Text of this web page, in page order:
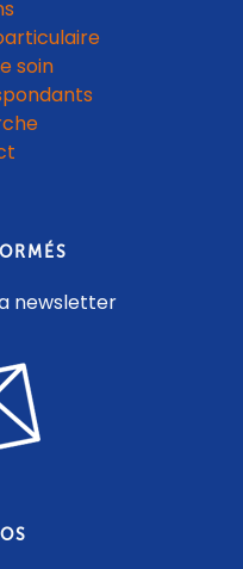
soin
newsletter